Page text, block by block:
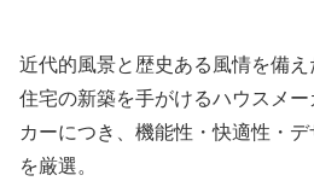
近代的風景と歴史ある風情を備
住宅の新築を手がけるハウスメ
カーにつき、機能性・快適性・
を厳選。